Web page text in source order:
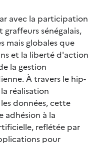
avec la participation
sénégalais,
mais globales que
et la liberté d'action
la gestion
À travers le hip-
réalisation
données, cette
à la
reflétée par
pour